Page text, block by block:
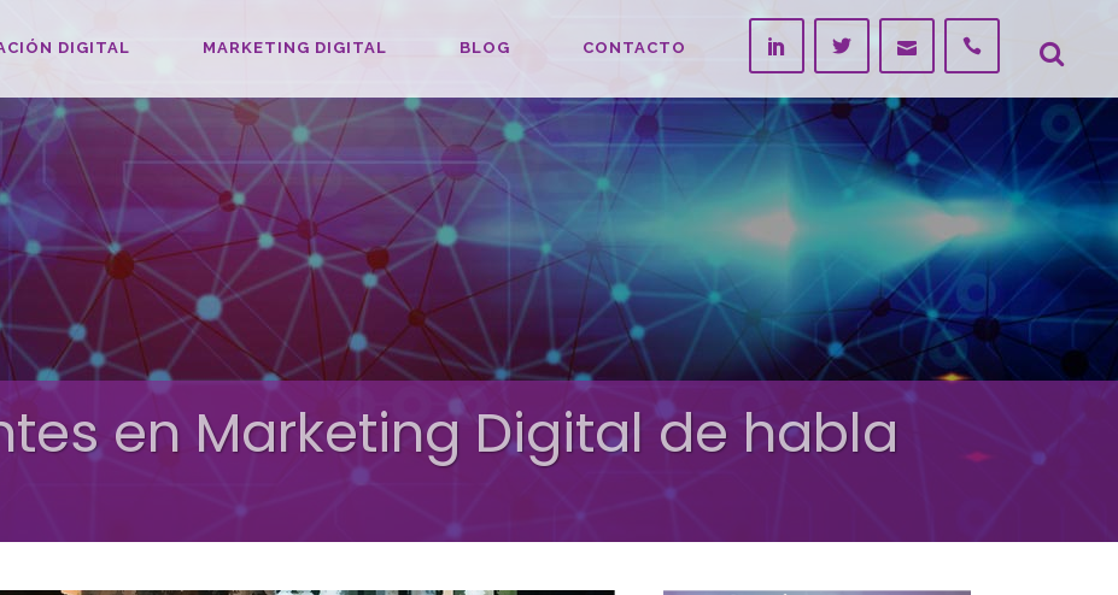
DIGITAL MARKETING DIGITAL BLOG CONTACTO
en Marketing Digital de habla